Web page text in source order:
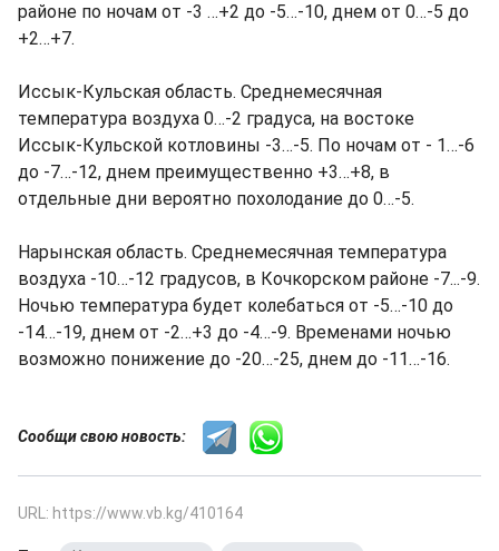
районе по ночам от -3 …+2 до -5…-10, днем от 0…-5 до
+2…+7.
Иссык-Кульская область. Среднемесячная
температура воздуха 0…-2 градуса, на востоке
Иссык-Кульской котловины -3…-5. По ночам от - 1…-6
до -7…-12, днем преимущественно +3…+8, в
отдельные дни вероятно похолодание до 0…-5.
Нарынская область. Среднемесячная температура
воздуха -10…-12 градусов, в Кочкорском районе -7...-9.
Ночью температура будет колебаться от -5…-10 до
-14…-19, днем от -2…+3 до -4…-9. Временами ночью
возможно понижение до -20…-25, днем до -11…-16.
Сообщи свою новость:
URL: https://www.vb.kg/410164